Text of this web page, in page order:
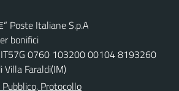
Poste Italiane S.p.A
bonifici
0760 103200 00104 8193260
Faraldi(IM)
Protocollo